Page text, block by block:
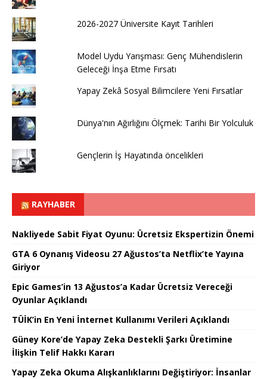
2026-2027 Üniversite Kayıt Tarihleri ​​
Model Uydu Yarışması: Genç Mühendislerin
Geleceği İnşa Etme Fırsatı
Yapay Zekâ Sosyal Bilimcilere Yeni Fırsatlar
Dünya'nın Ağırlığını Ölçmek: Tarihi Bir Yolculuk
Gençlerin İş Hayatında öncelikleri
RAYHABER
Nakliyede Sabit Fiyat Oyunu: Ücretsiz Ekspertizin Önemi
GTA 6 Oynanış Videosu 27 Ağustos’ta Netflix’te Yayına
Giriyor
Epic Games’in 13 Ağustos’a Kadar Ücretsiz Vereceği
Oyunlar Açıklandı
TÜİK’in En Yeni İnternet Kullanımı Verileri Açıklandı
Güney Kore’de Yapay Zeka Destekli Şarkı Üretimine
İlişkin Telif Hakkı Kararı
Yapay Zeka Okuma Alışkanlıklarını Değiştiriyor: İnsanlar